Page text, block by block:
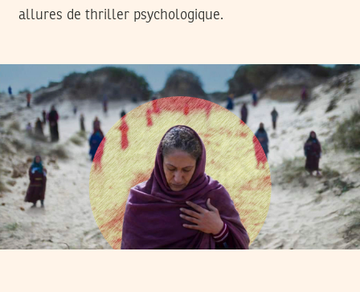
allures de thriller psychologique.